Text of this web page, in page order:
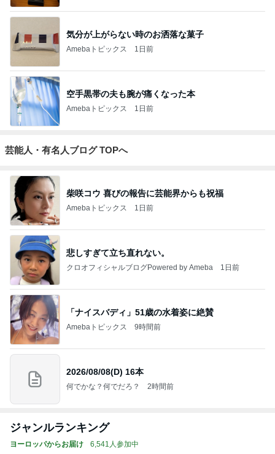
気分が上がらない時のお洒落な菓子
Amebaトピックス 1日前
空手黒帯の夫も腕が痛くなった本
Amebaトピックス 1日前
芸能人・有名人ブログ TOPへ
柴咲コウ 喜びの報告に芸能界からも祝福
Amebaトピックス 1日前
悲しすぎて立ち直れない。
クロオフィシャルブログPowered by Ameba 1日前
「ナイスバディ」51歳の水着姿に絶賛
Amebaトピックス 9時間前
2026/08/08(D) 16本
何でかな？何でだろ？ 2時間前
ジャンルランキング
ヨーロッパからお届け 6,541人参加中